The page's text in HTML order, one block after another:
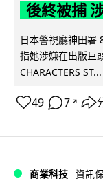
後終被捕
日本警視廳神田署
指她涉嫌在出版巨
CHARACTERS ST...
49 7 ↗
商業科技 資訊